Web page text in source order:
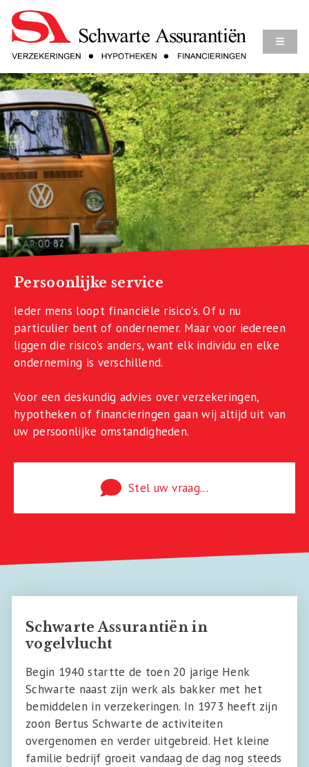
Persoonlijke service
Ieder mens loopt financiële risico's. Of u nu
particulier bent of ondernemer. Maar voor iedereen
liggen die risico's anders, want elk individu en elke
onderneming is verschillend.
Voor een deskundig advies over verzekeringen,
hypotheken of financieringen gaan wij altijd uit van
uw persoonlijke omstandigheden.
Stel uw vraag...
Schwarte Assurantiën in
vogelvlucht
Begin 1940 startte de toen 20 jarige Henk
Schwarte naast zijn werk als bakker met het
bemiddelen in verzekeringen. In 1973 heeft zijn
zoon Bertus Schwarte de activiteiten
overgenomen en verder uitgebreid. Het kleine
familie bedrijf groeit vandaag de dag nog steeds